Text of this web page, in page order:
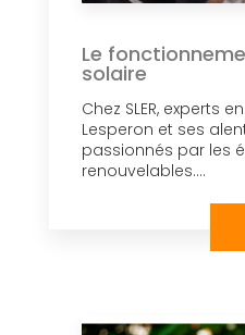
Le
solaire
Chez SLER, experts
Lesperon et ses
passionnés par les
renouvelables....